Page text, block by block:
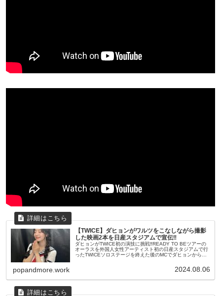
【TWICE】ダヒョンがワルツをこなしながら撮影
した映画2本を日産スタジアムで宣伝‼
ダヒョンがTWICE初の演技に挑戦‼READY TO BEツアーの
オーラスを外国人女性アーティスト初の日産スタジアムで行
ったTWICEソロステージを終えた後のMCでダヒョンから映
popandmore.work 2024.08.06